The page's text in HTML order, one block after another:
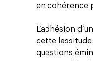
en cohérence
L’adhésion
cette
questions